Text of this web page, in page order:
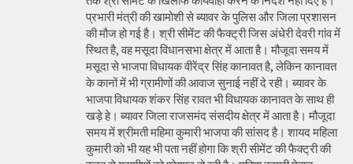
प्रभारी मंत्री की खामोशी से ब्यावर के पुलिस और जिला प्रशासन
की मौज हो गई है। श्री सीमेंट की फैक्ट्री जिस अंधेरी देवरी गांव में
स्थित है, वह मसूदा विधानसभा क्षेत्र में आता है। मौजूदा समय में
मसूदा से भाजपा विधायक वीरेंद्र सिंह कानावत है, लेकिन कानावत
के कानों में भी ग्रामीणों की आवाज सुनाई नहीं दे रही। ब्यावर के
भाजपा विधायक शंकर सिंह रावत भी विधायक कानावत के साथ ही
खड़े हे। ब्यावर जिला राजसमंद संसदीय क्षेत्र में आता है। मौजूदा
समय में श्रीमती महिमा कुमारी भाजपा की सांसद है। शायद महिला
कुमारी को भी यह भी पता नहीं होगा कि श्री सीमेंट की फैक्ट्री की